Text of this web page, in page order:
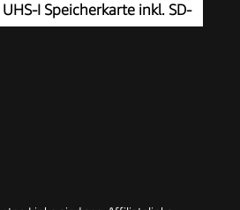
10 Jahre
UHS-I Speicherkarte inkl. SD-